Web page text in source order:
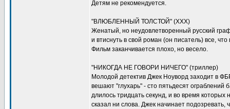
Детям не рекомендуется.
"ВЛЮБЛЕННЫЙ ТОЛСТОЙ" (XXX)
Женатый, но неудовлетворенный русский
и втиснуть в свой роман (он писатель) все, что
Фильм заканчивается плохо, но весело.
"НИКОГДА НЕ ГОВОРИ НИЧЕГО" (триллер)
Молодой детектив Джек Ноуворд заходит в
вешают "глухарь" - сто пятьдесят ограблений
длилось тридцать секунд, и во время которых
сказал ни слова. Джек начинает подозревать,